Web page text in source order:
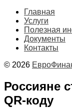
Главная
Услуги
Полезная
Документы
Контакты
© 2026
Россияне
QR-коду